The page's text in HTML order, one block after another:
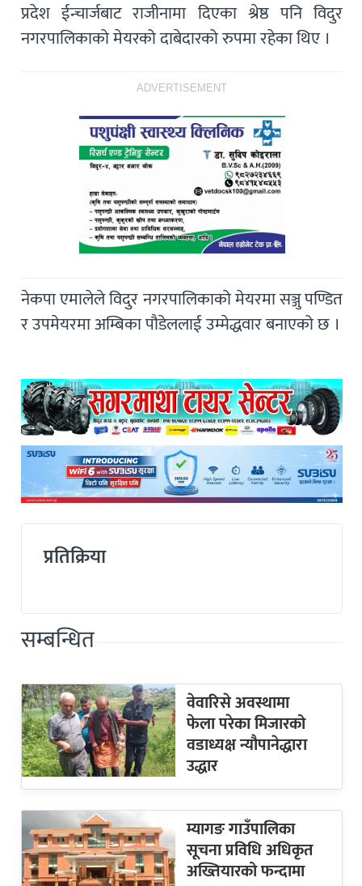
प्रदेश ईन्चार्जबाट राजीनामा दिएका श्रेष्ठ पनि विदुर
नगरपालिकाको मेयरको दाबेदारको रुपमा रहेका थिए ।
ADVERTISEMENT
नेकपा एमालेले विदुर नगरपालिकाको मेयरमा सञ्जु पण्डित
र उपमेयरमा अम्बिका पौडेललाई उम्मेद्धवार बनाएको छ ।
प्रतिक्रिया
सम्बन्धित
वेवारिसे अवस्थामा
फेला परेका मिजारको
वडाध्यक्ष न्यौपानेद्धारा
उद्धार
म्यागङ गाउँपालिका
सूचना प्रविधि अधिकृत
अख्तियारको फन्दामा